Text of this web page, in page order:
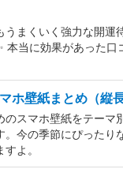
うまくいく強力な開運
本当に効果があった口
ホ壁紙まとめ（縦長
のスマホ壁紙をテーマ
。今の季節にぴったり
よ。